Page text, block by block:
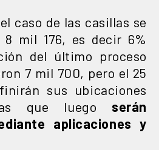
caso de las casillas se
8 mil 176, es decir 6%
del último proceso
7 mil 700, pero el 25
sus ubicaciones
que luego serán
aplicaciones y